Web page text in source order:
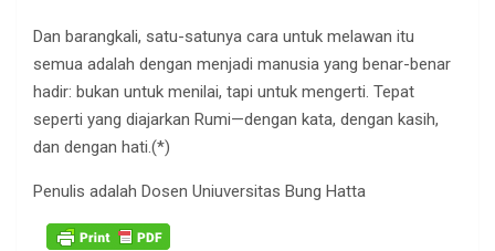
Dan barangkali, satu-satunya cara untuk melawan itu
semua adalah dengan menjadi manusia yang benar-benar
hadir: bukan untuk menilai, tapi untuk mengerti. Tepat
seperti yang diajarkan Rumi—dengan kata, dengan kasih,
dan dengan hati.(*)
Penulis adalah Dosen Uniuversitas Bung Hatta